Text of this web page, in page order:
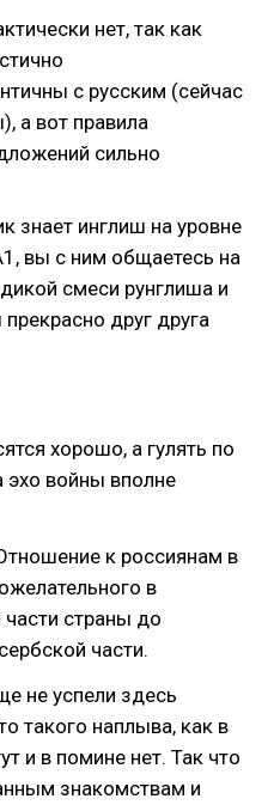
нет, так как
с русским (сейчас
а вот правила
сильно
знает инглиш на уровне
вы с ним общаетесь на
смеси рунглиша и
друг друга
хорошо, а гулять по
эхо войны вполне
к россиянам в
в
части страны до
части.
не успели здесь
такого наплыва, как в
и в помине нет. Так что
знакомствам и